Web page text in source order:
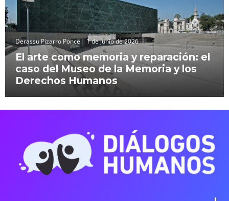
Derassu Pizarro Ponce 1 de junio de 2026
El arte como memoria y reparación: el
caso del Museo de la Memoria y los
Derechos Humanos